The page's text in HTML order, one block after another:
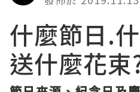
什麼節日.
送什麼花束